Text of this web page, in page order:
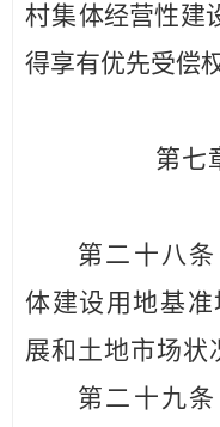
村集体经营性建
得享有优先受偿权
第七
第二十八条
体建设用地基
展和土地市场状
第二十九条